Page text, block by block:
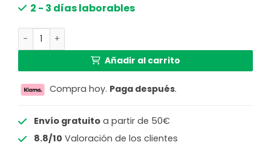
2 - 3 días laborables
Armazón de lámpara de cacao para pantalla en pie
Añadir al carrito
Compra hoy. Paga después.
Envío gratuitoa partir de 50€
8.8/10 Valoración de los clientes